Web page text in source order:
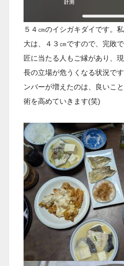
５４㎝のイシガキダイです。
大は、４３㎝ですので、完敗
匠に当たる人もご縁があり、
長の立場が危うくなる状況で
ンバーが増えたのは、良いこ
術を高めていきます(笑)